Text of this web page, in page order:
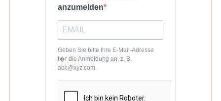
anzumelden
Geben Sie bitte Ihre E-Mail-Adresse
f�r die Anmeldung an, z. B.
abc@xyz.com.